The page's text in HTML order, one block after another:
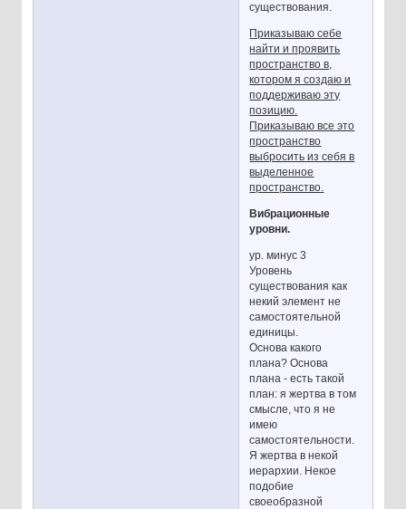
существования.
Приказываю себе
найти и проявить
пространство в,
котором я создаю и
поддерживаю эту
позицию.
Приказываю все это
пространство
выбросить из себя в
выделенное
пространство.
Вибрационные
уровни.
ур. минус 3
Уровень
существования как
некий элемент не
самостоятельной
единицы.
Основа какого
плана? Основа
плана - есть такой
план: я жертва в том
смысле, что я не
имею
самостоятельности.
Я жертва в некой
иерархии. Некое
подобие
своеобразной